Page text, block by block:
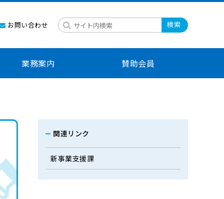
お問い合わせ 検索
業務案内 賛助会員
関連リンク
新事業支援課